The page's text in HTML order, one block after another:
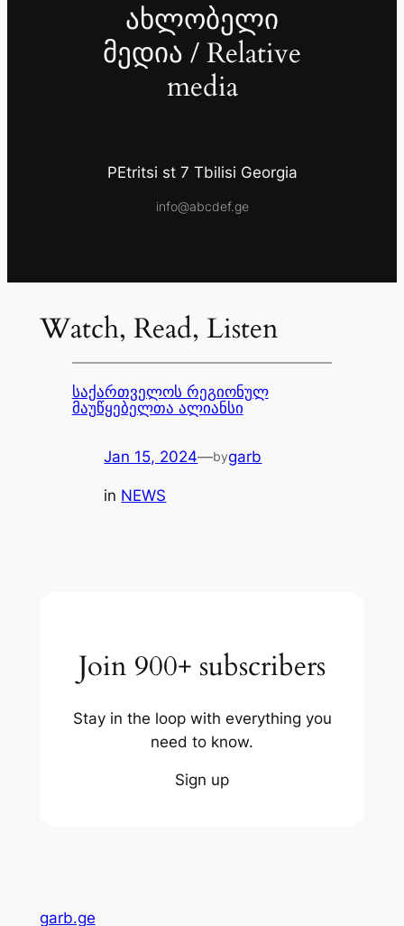
ახლობელი
მედია / Relative
media
PEtritsi st 7 Tbilisi Georgia
info@abcdef.ge
Watch, Read, Listen
საქართველოს რეგიონულ
მაუწყებელთა ალიანსი
Jan 15, 2024—bygarb
in NEWS
Join 900+ subscribers
Stay in the loop with everything you
need to know.
Sign up
garb.ge